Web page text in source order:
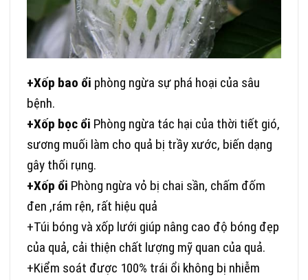
+Xốp bao ổi phòng ngừa sự phá hoại của sâu
bệnh.
+Xốp bọc ổi Phòng ngừa tác hại của thời tiết gió,
sương muối làm cho quả bị trầy xước, biến dạng
gây thối rụng.
+Xốp ổi Phòng ngừa vỏ bị chai sần, chấm đốm
đen ,rám rện, rất hiệu quả
+Túi bóng và xốp lưới giúp nâng cao độ bóng đẹp
của quả, cải thiện chất lượng mỹ quan của quả.
+Kiểm soát được 100% trái ổi không bị nhiễm